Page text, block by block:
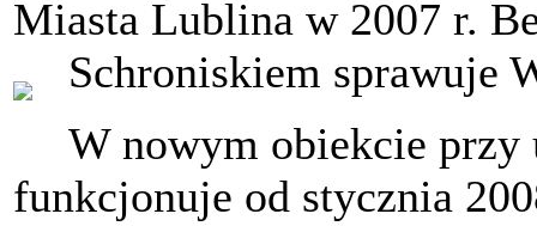
Miasta Lublina w 2007 r.
Schroniskiem sprawuje
W nowym obiekcie
funkcjonuje od stycznia